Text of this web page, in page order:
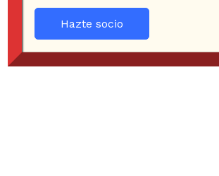
DEL BOXEO MEXICANO”
Hazte socio